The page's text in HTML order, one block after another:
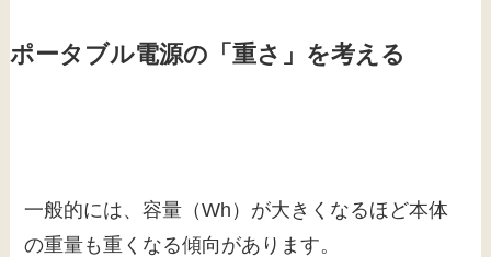
ポータブル電源の「重さ」を考える
一般的には、容量（Wh）が大きくなるほど本体
の重量も重くなる傾向があります。